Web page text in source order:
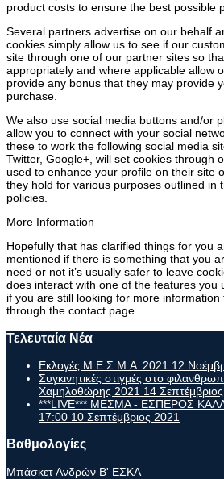
product costs to ensure the best possible
Several partners advertise on our behalf
cookies simply allow us to see if our
site through one of our partner sites so
appropriately and where applicable allow
provide any bonus that they may provide
purchase.
We also use social media buttons and/or
allow you to connect with your social
these to work the following social media
Twitter, Google+, will set cookies through
used to enhance your profile on their site
they hold for various purposes outlined in
policies.
More Information
Hopefully that has clarified things for you
mentioned if there is something that you
need or not it’s usually safer to leave
does interact with one of the features you
if you are still looking for more
through the contact page.
Τελευταία Νέα
Εκλογές Μ.Ε.Σ.Μ.Α 2021 12
Συγκινητικές στιγμές στο
Χαμηλοθώρης 2021 14
***LIVE*** ΜΕΣΜΑ - ΕΣΠΕΡΟΣ
17:00 10 Σεπτέμβριος 2021
Βαθμολογίες
Μπάσκετ Ανδρών Β' ΕΣΚΑ